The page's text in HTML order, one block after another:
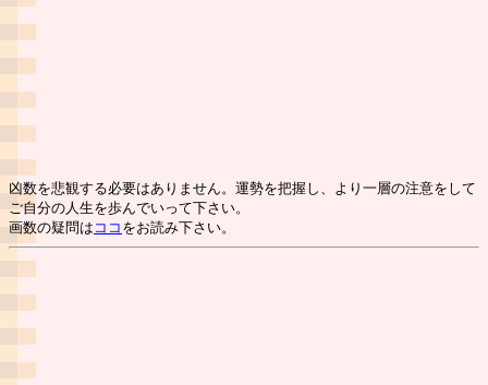
凶数を悲観する必要はありません。運勢を把握し、より一層の注意をして
ご自分の人生を歩んでいって下さい。
画数の疑問は ココ をお読み下さい。